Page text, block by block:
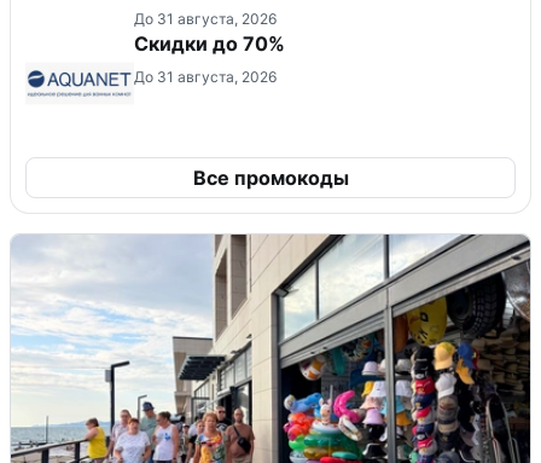
До 31 августа, 2026
Скидки до 70%
До 31 августа, 2026
Все промокоды